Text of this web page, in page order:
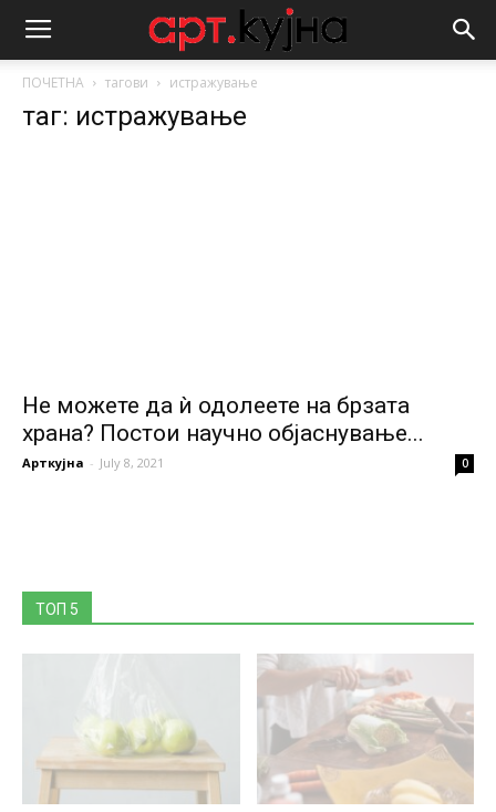
ПОЧЕТНА тагови истражување
таг: истражување
Не можете да ѝ одолеете на брзата
храна? Постои научно објаснување...
Арткујна - July 8, 2021 0
ТОП 5